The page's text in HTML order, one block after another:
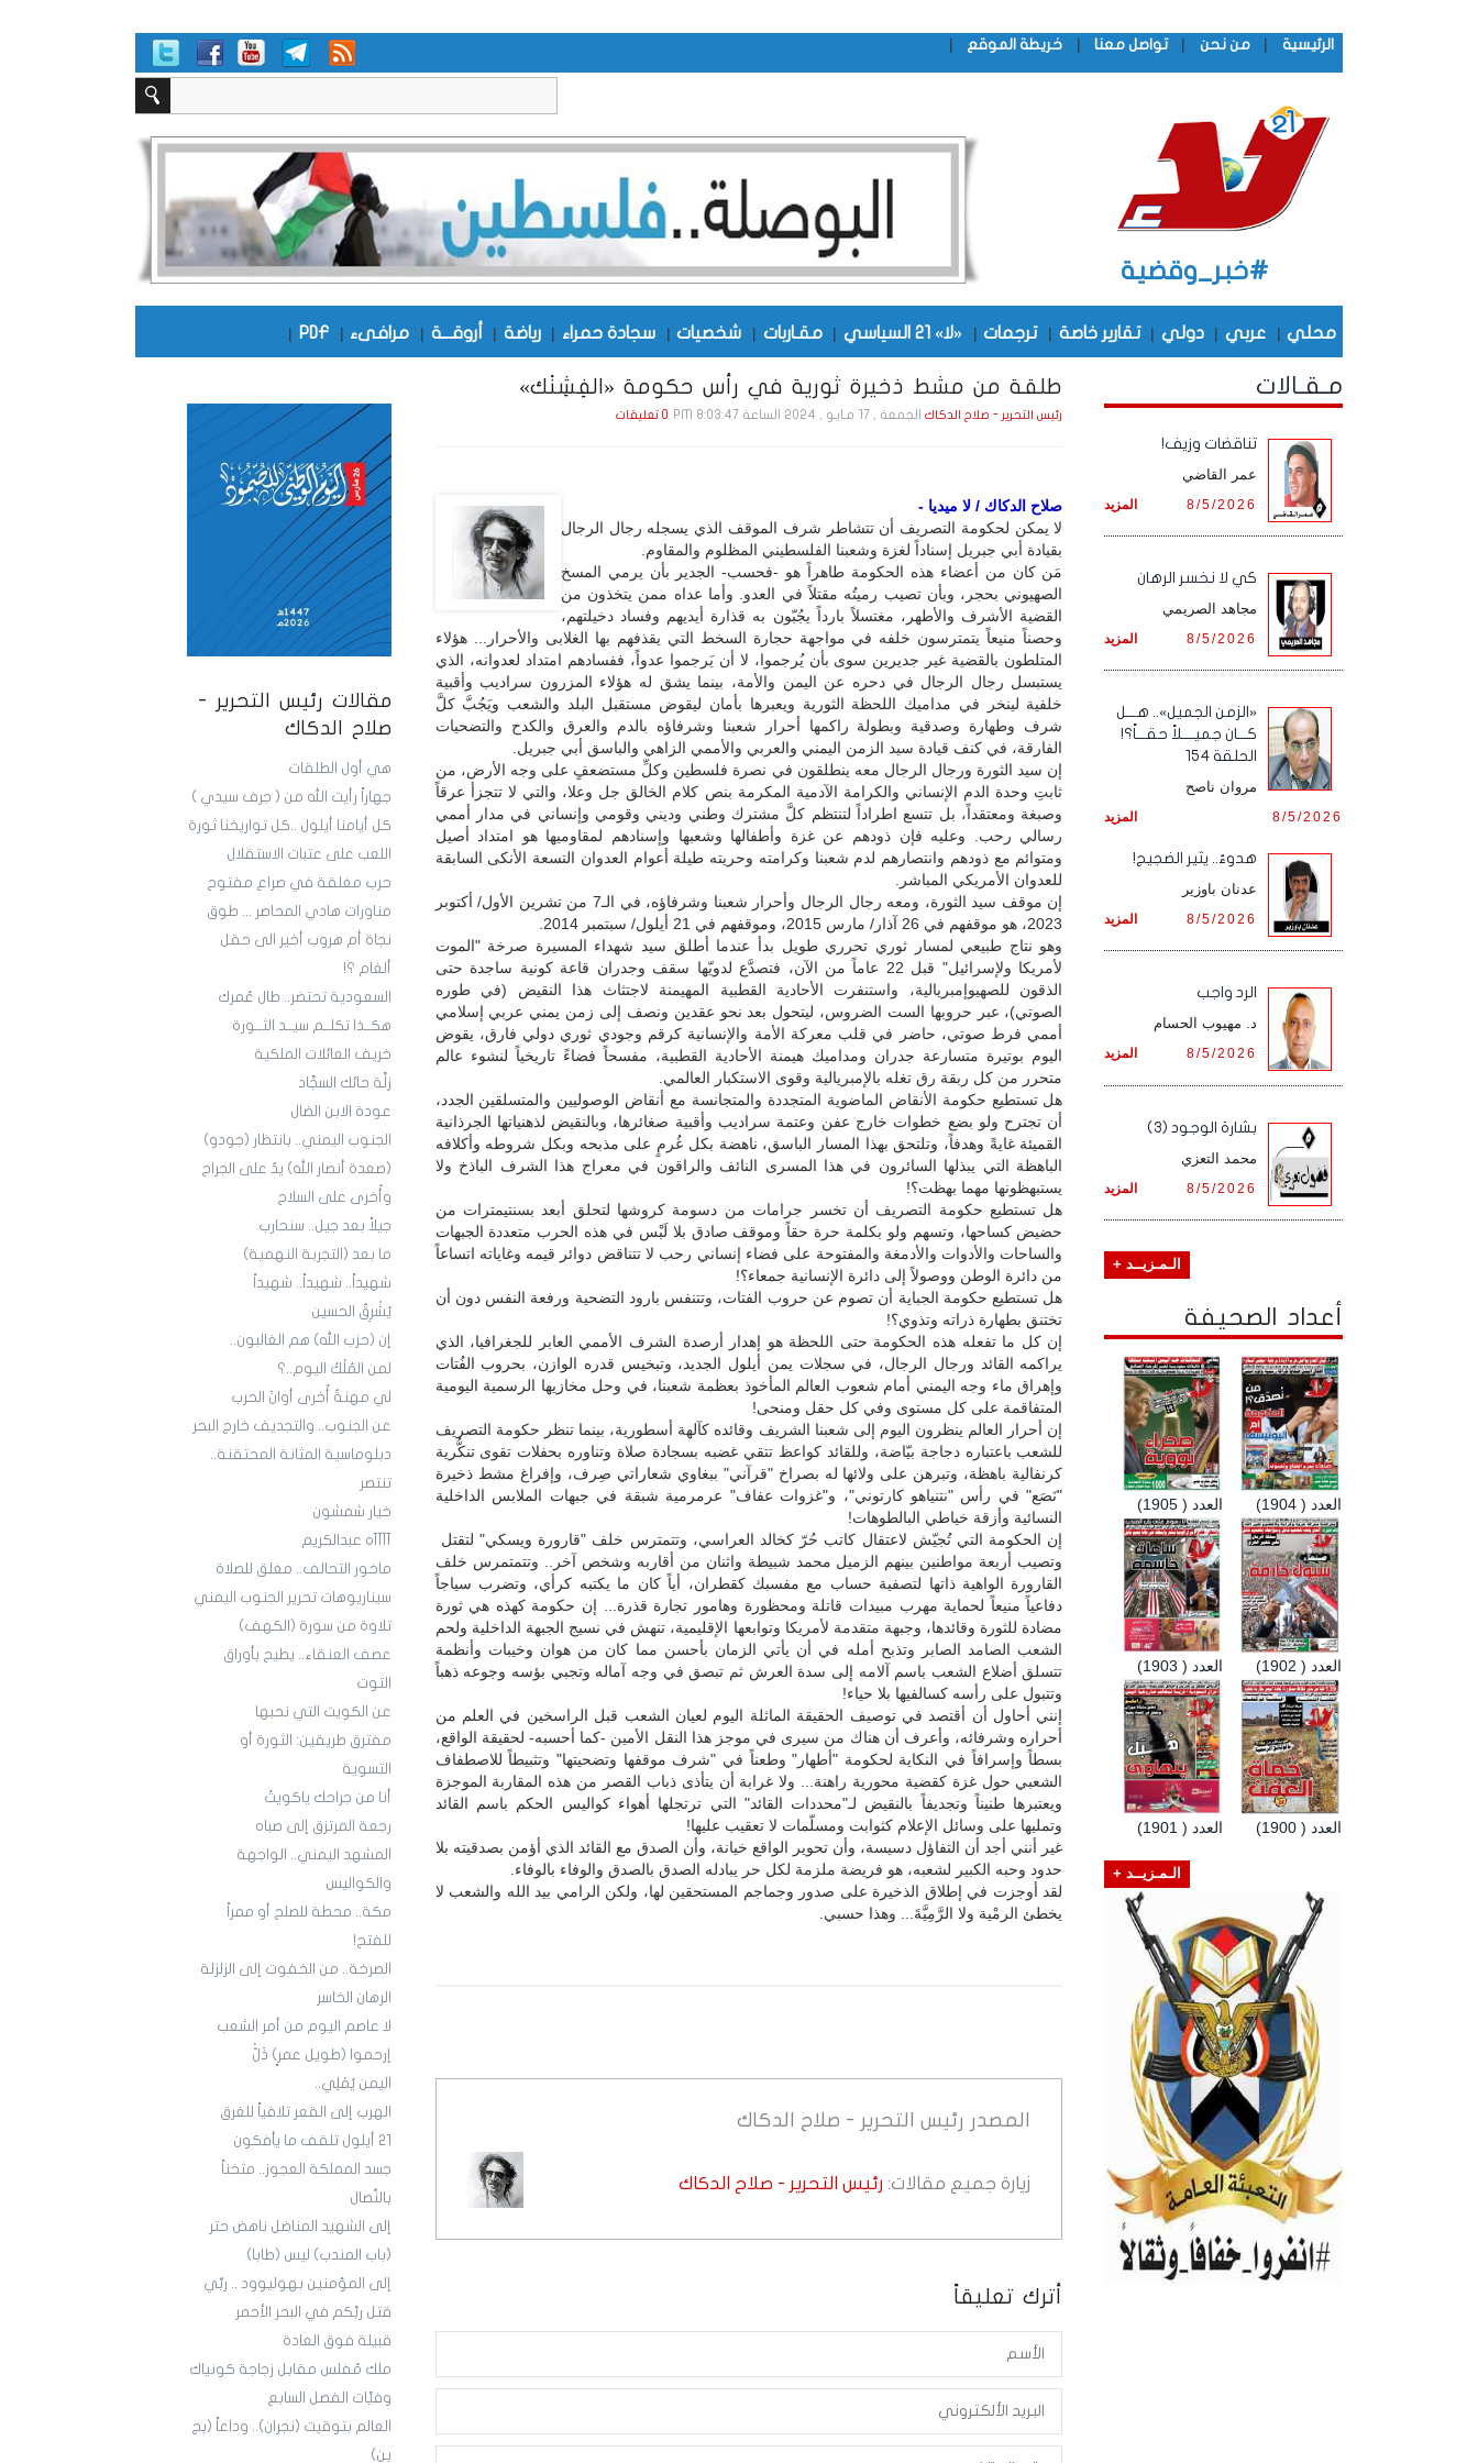
الرئيسية | من نحن | تواصل معنا | خريطة الموقع |
#خبر_وقضية
محلي | عربي | دولي | تقارير خاصة | ترجمات | «لا» 21 السياسي | مقـاربات | شخصيات | سجادة حمراء | رياضة | أروقـــة | مرافىء |
PDF
|
مقالات رئيس التحرير -
صلاح الدكاك
هي أول الطلقات
جهاراً رأيت الله من ( جرف سيدي )
كل أيامنا أيلول ..كل تواريخنا ثورة
اللعب على عتبات الاستقلال
حرب مغلقة في صراع مفتوح
مناورات هادي المحاصر ... طوق
نجاة أم هروب أخير الى حقل
ألغام ؟!
السعودية تحتضر.. طال عُمرك
هكــذا تكلــم سيــد الثــورة
خريف العائلات الملكية
زلَّة حائك السجَّاد
عودة الابن الضال
الجنوب اليمني.. بانتظار (جودو)
(صعدة أنصار الله) يدٌ على الجراح
وأُخرى على السلاح
جيلاً بعد جيل.. سنحارب
ما بعد (التجربة النهمية)
شهيداً.. شهيداً.. شهيداً
يُشْرِقُ الحسين
إن (حزب الله) هم الغالبون..
لمن المُلْكُ اليوم..؟
لي مهنةٌ أُخرى أوانَ الحرب
عن الجنوب.. والتجديف خارج البحر
دبلوماسية المثانة المحتقنة..
تنتصر
خيار شمشون
آآآآه عبدالكريم
ماخور التحالف.. مغلق للصلاة
سيناريوهات تحرير الجنوب اليمني
تلاوة من سورة (الكهف)
عصف العنقاء.. يطيح بأوراق
التوت
عن الكويت التي نحبها
مفترق طريقين: الثورة أو
التسوية
أنا من جراحك ياكويتُ
رجعة المرتزق إلى صباه
المشهد اليمني.. الواجهة
والكواليس
مكة.. محطة للصلح أو ممراً
للفتح!
الصرخة.. من الخفوت إلى الزلزلة
الرهان الخاسر
لا عاصم اليوم من أمر الشعب
إرحموا (طويل عمرٍ) ذَلّْ
اليمن يُمْلِي..
الهرب إلى القعر تلافياً للغرق
21 أيلول تلقف ما يأفكون
جسد المملكة العجوز.. مثخناً
بالنِّصال
إلى الشهيد المناضل ناهض حتر
(باب المندب) ليس (طابا)
إلى المؤمنين بهوليوود .. ربِّي
قتل ربَّكم في البحر الأحمر
قبيلة فوق العادة
ملك مُفلس مقابل زجاجة كونياك
وفيَّات الفصل السابع
العالم بتوقيت (نجران).. وداعاً (بج
بن)
طلقة من مشط ذخيرة ثورية في رأس حكومة «الفِشِنْك»
رئيس التحرير - صلاح الدكاكالجمعة , 17 مـايـو , 2024 الساعة 8:03:47 PM 0 تعليقات
صلاح الدكاك / لا ميديا -
لا يمكن لحكومة التصريف أن تتشاطر شرف الموقف الذي يسجله رجال الرجال
بقيادة أبي جبريل إسناداً لغزة وشعبنا الفلسطيني المظلوم والمقاوم.
مَن كان من أعضاء هذه الحكومة طاهراً هو -فحسب- الجدير بأن يرمي المسخ
الصهيوني بحجر، وبأن تصيب رميتُه مقتلاً في العدو. وأما عداه ممن يتخذون من
القضية الأشرف والأطهر، مغتسلاً بارداً يجُبّون به قذارة أيديهم وفساد دخيلتهم،
وحصناً منيعاً يتمترسون خلفه في مواجهة حجارة السخط التي يقذفهم بها الغلابى والأحرار... هؤلاء
المتلطون بالقضية غير جديرين سوى بأن يُرجموا، لا أن يَرجموا عدواً، ففسادهم امتداد لعدوانه، الذي
يستبسل رجال الرجال في دحره عن اليمن والأمة، بينما يشق له هؤلاء المزرون سراديب وأقبية
خلفية لينخر في مداميك اللحظة الثورية ويعبرها بأمان ليقوض مستقبل البلد والشعب ويَجُبَّ كلَّ
شرف وطهارة وصدقية وبطولة راكمها أحرار شعبنا وشرفاؤه بالدم والعرق والكدح والتضحيات
الفارقة، في كنف قيادة سيد الزمن اليمني والعربي والأممي الزاهي والباسق أبي جبريل.
إن سيد الثورة ورجال الرجال معه ينطلقون في نصرة فلسطين وكلِّ مستضعفٍ على وجه الأرض، من
ثابتِ وحدة الدم الإنساني والكرامة الآدمية المكرمة بنص كلام الخالق جل وعلا، والتي لا تتجزأ عرقاً
وصبغة ومعتقداً، بل تتسع اطراداً لتنتظم كلَّ مشترك وطني وديني وقومي وإنساني في مدار أممي
رسالي رحب. وعليه فإن ذودهم عن غزة وأطفالها وشعبها وإسنادهم لمقاوميها هو امتداد أصيل
ومتوائم مع ذودهم وانتصارهم لدم شعبنا وكرامته وحريته طيلة أعوام العدوان التسعة الأنكى السابقة
للعدوان الأمريكي المباشر.
إن موقف سيد الثورة، ومعه رجال الرجال وأحرار شعبنا وشرفاؤه، في الـ7 من تشرين الأول/ أكتوبر
2023، هو موقفهم في 26 آذار/ مارس 2015، وموقفهم في 21 أيلول/ سبتمبر 2014.
وهو نتاج طبيعي لمسار ثوري تحرري طويل بدأ عندما أطلق سيد شهداء المسيرة صرخة "الموت
لأمريكا ولإسرائيل" قبل 22 عاماً من الآن، فتصدَّع لدويّها سقف وجدران قاعة كونية ساجدة حتى
الذقون للصهيوإمبريالية، واستنفرت الأحادية القطبية المهيمنة لاجتثاث هذا النقيض (في طوره
الصوتي)، عبر حروبها الست الضروس، ليتحول بعد نحو عقدين ونصف إلى زمن يمني عربي إسلامي
أممي فرط صوتي، حاضر في قلب معركة الأمة والإنسانية كرقم وجودي ثوري دولي فارق، يقوض
اليوم بوتيرة متسارعة جدران ومداميك هيمنة الأحادية القطبية، مفسحاً فضاءً تاريخياً لنشوء عالم
متحرر من كل ربقة رق تغله بالإمبريالية وقوى الاستكبار العالمي.
هل تستطيع حكومة الأنقاض الماضوية المتجددة والمتجانسة مع أنقاض الوصوليين والمتسلقين الجدد،
أن تجترح ولو بضع خطوات خارج عفن وعتمة سراديب وأقبية صغائرها، وبالنقيض لذهنياتها الجرذانية
القميئة غايةً وهدفاً، وتلتحق بهذا المسار الباسق، ناهضة بكل غُرمٍ على مذبحه وبكل شروطه وأكلافه
الباهظة التي يبذلها السائرون في هذا المسرى النائف والراقون في معراج هذا الشرف الباذخ ولا
يستبهظونها مهما بهظت؟!
هل تستطيع حكومة التصريف أن تخسر جرامات من دسومة كروشها لتحلق أبعد بسنتيمترات من
حضيض كساحها، وتسهم ولو بكلمة حرة حقاً وموقف صادق بلا لَبْس في هذه الحرب متعددة الجبهات
والساحات والأدوات والأدمغة والمفتوحة على فضاء إنساني رحب لا تتناقض دوائر قيمه وغاياته اتساعاً
من دائرة الوطن ووصولاً إلى دائرة الإنسانية جمعاء؟!
هل تستطيع حكومة الجباية أن تصوم عن حروب الفتات، وتتنفس بارود التضحية ورفعة النفس دون أن
تختنق بطهارة ذراته وتذوي؟!
إن كل ما تفعله هذه الحكومة حتى اللحظة هو إهدار أرصدة الشرف الأممي العابر للجغرافيا، الذي
يراكمه القائد ورجال الرجال، في سجلات يمن أيلول الجديد، وتبخيس قدره الوازن، بحروب الفُتات
وإهراق ماء وجه اليمني أمام شعوب العالم المأخوذ بعظمة شعبنا، في وحل مخازيها الرسمية اليومية
المتفاقمة على كل مستوى وفي كل حقل ومنحى!
إن أحرار العالم ينظرون اليوم إلى شعبنا الشريف وقائده كآلهة أسطورية، بينما تنظر حكومة التصريف
للشعب باعتباره دجاجة بيّاضة، وللقائد كواعظ تتقي غضبه بسجادة صلاة وتناوره بحفلات تقوى تنكُّرية
كرنفالية باهظة، وتبرهن على ولائها له بصراخ "قرآني" ببغاوي شعاراتي صِرف، وإفراغ مشط ذخيرة
"نَصَع" في رأس "نتنياهو كارتوني"، و"غزوات عفاف" عرمرمية شبقة في جبهات الملابس الداخلية
النسائية وأزقة خياطي البالطوهات!
إن الحكومة التي تُجيّش لاعتقال كاتب حُرّ كخالد العراسي، وتتمترس خلف "قارورة ويسكي" لتقتل
وتصيب أربعة مواطنين بينهم الزميل محمد شبيطة واثنان من أقاربه وشخص آخر.. وتتمتمرس خلف
القارورة الواهية ذاتها لتصفية حساب مع مفسبك كقطران، أياً كان ما يكتبه كرأي، وتضرب سياجاً
دفاعياً منيعاً لحماية مهرب مبيدات قاتلة ومحظورة وهامور تجارة قذرة... إن حكومة كهذه هي ثورة
مضادة للثورة وقائدها، وجبهة متقدمة لأمريكا وتوابعها الإقليمية، تنهش في نسيج الجبهة الداخلية ولحم
الشعب الصامد الصابر وتذبح أمله في أن يأتي الزمان بأحسن مما كان من هوان وخيبات وأنظمة
تتسلق أضلاع الشعب باسم آلامه إلى سدة العرش ثم تبصق في وجه آماله وتجبي بؤسه وجوعه ذهباً
وتتبول على رأسه كسالفيها بلا حياء!
إنني أحاول أن أقتصد في توصيف الحقيقة الماثلة اليوم لعيان الشعب قبل الراسخين في العلم من
أحراره وشرفائه، وأعرف أن هناك من سيرى في موجز هذا النقل الأمين -كما أحسبه- لحقيقة الواقع،
بسطاً وإسرافاً في النكاية لحكومة "أطهار" وطعناً في "شرف موقفها وتضحيتها" وتثبيطاً للاصطفاف
الشعبي حول غزة كقضية محورية راهنة... ولا غرابة أن يتأذى ذباب القصر من هذه المقاربة الموجزة
ويعتبرها طنيناً وتجديفاً بالنقيض لـ"محددات القائد" التي ترتجلها أهواء كواليس الحكم باسم القائد
وتمليها على وسائل الإعلام كثوابت ومسلّمات لا تعقيب عليها!
غير أنني أجد أن التفاؤل دسيسة، وأن تحوير الواقع خيانة، وأن الصدق مع القائد الذي أؤمن بصدقيته بلا
حدود وحبه الكبير لشعبه، هو فريضة ملزمة لكل حر يبادله الصدق بالصدق والوفاء بالوفاء.
لقد أوجزت في إطلاق الذخيرة على صدور وجماجم المستحقين لها، ولكن الرامي بيد الله والشعب لا
يخطئ الرمْية ولا الرَّمِيَّةَ... وهذا حسبي.
المصدر رئيس التحرير - صلاح الدكاك
زيارة جميع مقالات: رئيس التحرير - صلاح الدكاك
أترك تعليقاً
مـقـالات
تناقضات وزيف!
عمر القاضي
المزيد 8/5/2026
كي لا نخسر الرهان
مجاهد الصريمي
المزيد 8/5/2026
«الزمن الجميل».. هـــل
كـــان جميــــلاً حقـــاً؟!
الحلقة 154
مروان ناصح
المزيد 8/5/2026
هدوءٌ.. يثير الضجيج!
عدنان باوزير
المزيد 8/5/2026
الرد واجب
د. مهيوب الحسام
المزيد 8/5/2026
بشارة الوجود (3)
محمد التعزي
المزيد 8/5/2026
الـمـزيــد +
أعداد الصحيفة
العدد ( 1905) العدد ( 1904)
العدد ( 1903) العدد ( 1902)
العدد ( 1901) العدد ( 1900)
الـمـزيــد +